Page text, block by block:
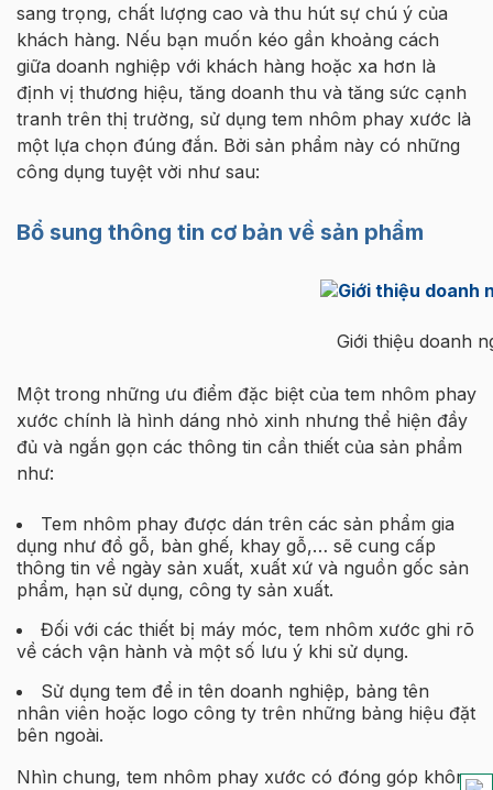
sang trọng, chất lượng cao và thu hút sự chú ý của
khách hàng. Nếu bạn muốn kéo gần khoảng cách
giữa doanh nghiệp với khách hàng hoặc xa hơn là
định vị thương hiệu, tăng doanh thu và tăng sức cạnh
tranh trên thị trường, sử dụng tem nhôm phay xước là
một lựa chọn đúng đắn. Bởi sản phẩm này có những
công dụng tuyệt vời như sau:
Bổ sung thông tin cơ bản về sản phẩm
Giới thiệu doanh
Một trong những ưu điểm đặc biệt của tem nhôm phay
xước chính là hình dáng nhỏ xinh nhưng thể hiện đầy
đủ và ngắn gọn các thông tin cần thiết của sản phẩm
như:
Tem nhôm phay được dán trên các sản phẩm gia
dụng như đồ gỗ, bàn ghế, khay gỗ,… sẽ cung cấp
thông tin về ngày sản xuất, xuất xứ và nguồn gốc sản
phẩm, hạn sử dụng, công ty sản xuất.
Đối với các thiết bị máy móc, tem nhôm xước ghi rõ
về cách vận hành và một số lưu ý khi sử dụng.
Sử dụng tem để in tên doanh nghiệp, bảng tên
nhân viên hoặc logo công ty trên những bảng hiệu đặt
bên ngoài.
Nhìn chung, tem nhôm phay xước có đóng góp không